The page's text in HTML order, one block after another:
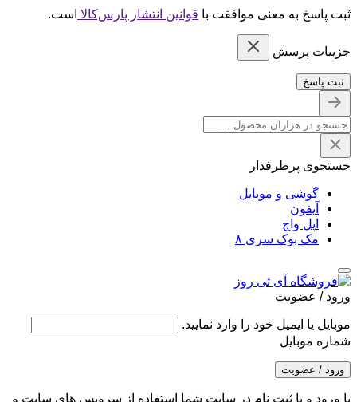
ثبت پاسخ به معنی موافقت با قوانین انتشار پارس‌کالا است.
جزییات پرسش
ثبت پاسخ
جستجوی پرطرفدار
گوشی و موبایل
آیفون
اپل واچ
مک بوک سری ۸
ورود / عضویت
موبایل یا ایمیل خود را وارد نمایید.
شماره موبایل
ورود / عضویت
با ورود و یا ثبت نام در سایت شما استفاده از سرویس های سایت و